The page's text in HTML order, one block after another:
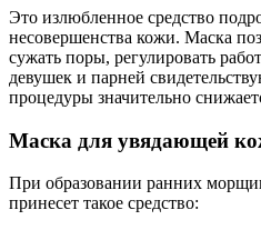
Это излюбленное средство
несовершенства кожи. Маска
сужать поры, регулировать
девушек и парней
процедуры значительно
Маска для увядающей
При образовании ранних
принесет такое средство: